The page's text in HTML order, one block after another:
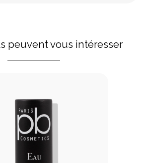
peuvent vous intéresser